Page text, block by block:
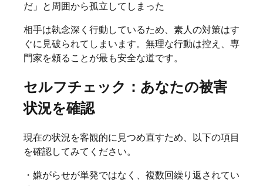
だ」と周囲から孤立してしまった
相手は執念深く行動しているため、素人の対策はす
ぐに見破られてしまいます。無理な行動は控え、専
門家を頼ることが最も安全な道です。
セルフチェック：あなたの被害
状況を確認
現在の状況を客観的に見つめ直すため、以下の項目
を確認してみてください。
・嫌がらせが単発ではなく、複数回繰り返されてい